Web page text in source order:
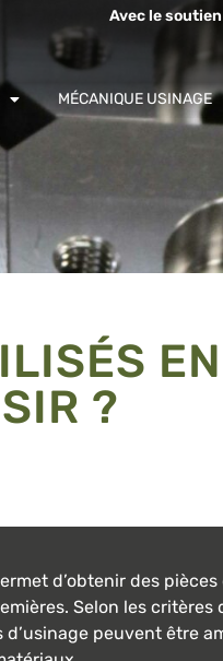
Avec le
MÉCANIQUE USINAGE
?
d’obtenir des
Selon les critères
peuvent être